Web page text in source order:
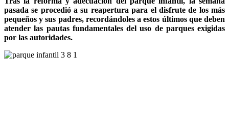
pasada se procedió a su reapertura para el disfrute de los más
pequeños y sus padres, recordándoles a estos últimos que deben
atender las pautas fundamentales del uso de parques exigidas
por las autoridades.